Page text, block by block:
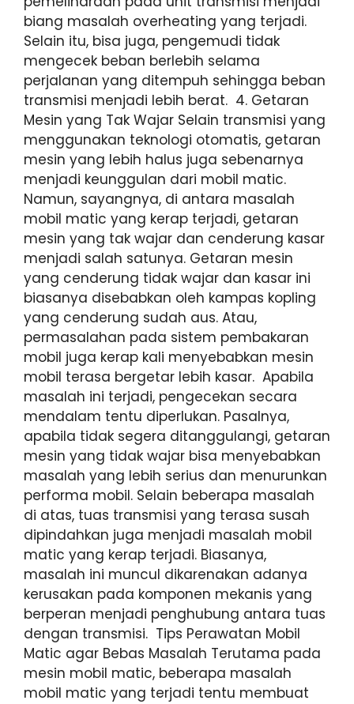
biang masalah overheating yang terjadi.
Selain itu, bisa juga, pengemudi tidak
mengecek beban berlebih selama
perjalanan yang ditempuh sehingga beban
transmisi menjadi lebih berat. 4. Getaran
Mesin yang Tak Wajar Selain transmisi yang
menggunakan teknologi otomatis, getaran
mesin yang lebih halus juga sebenarnya
menjadi keunggulan dari mobil matic.
Namun, sayangnya, di antara masalah
mobil matic yang kerap terjadi, getaran
mesin yang tak wajar dan cenderung kasar
menjadi salah satunya. Getaran mesin
yang cenderung tidak wajar dan kasar ini
biasanya disebabkan oleh kampas kopling
yang cenderung sudah aus. Atau,
permasalahan pada sistem pembakaran
mobil juga kerap kali menyebabkan mesin
mobil terasa bergetar lebih kasar. Apabila
masalah ini terjadi, pengecekan secara
mendalam tentu diperlukan. Pasalnya,
apabila tidak segera ditanggulangi, getaran
mesin yang tidak wajar bisa menyebabkan
masalah yang lebih serius dan menurunkan
performa mobil. Selain beberapa masalah
di atas, tuas transmisi yang terasa susah
dipindahkan juga menjadi masalah mobil
matic yang kerap terjadi. Biasanya,
masalah ini muncul dikarenakan adanya
kerusakan pada komponen mekanis yang
berperan menjadi penghubung antara tuas
dengan transmisi. Tips Perawatan Mobil
Matic agar Bebas Masalah Terutama pada
mesin mobil matic, beberapa masalah
mobil matic yang terjadi tentu membuat